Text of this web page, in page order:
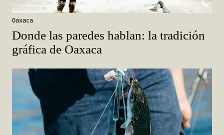
Oaxaca
Donde las paredes hablan: la tradición
gráfica de Oaxaca